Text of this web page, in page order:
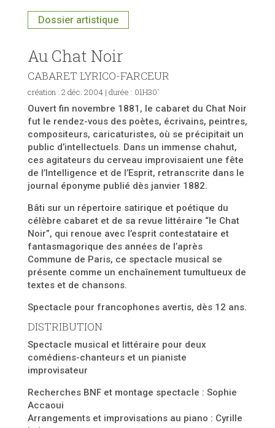
Dossier artistique
Au Chat Noir
CABARET LYRICO-FARCEUR
création : 2 déc. 2004 | durée : 01H30′
Ouvert fin novembre 1881, le cabaret du Chat Noir
fut le rendez-vous des poètes, écrivains, peintres,
compositeurs, caricaturistes, où se précipitait un
public d’intellectuels. Dans un immense chahut,
ces agitateurs du cerveau improvisaient une fête
de l’Intelligence et de l’Esprit, retranscrite dans le
journal éponyme publié dès janvier 1882.
Bâti sur un répertoire satirique et poétique du
célèbre cabaret et de sa revue littéraire “le Chat
Noir”, qui renoue avec l’esprit contestataire et
fantasmagorique des années de l’après
Commune de Paris, ce spectacle musical se
présente comme un enchaînement tumultueux de
textes et de chansons.
Spectacle pour francophones avertis, dès 12 ans.
DISTRIBUTION
Spectacle musical et littéraire pour deux
comédiens-chanteurs et un pianiste
improvisateur
Recherches BNF et montage spectacle : Sophie
Accaoui
Arrangements et improvisations au piano : Cyrille